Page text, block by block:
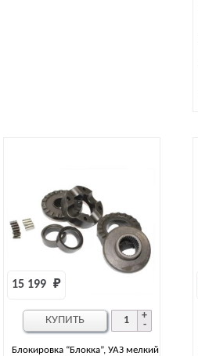
Блокировка “Блокка”, УАЗ мелкий
15 199 ₽
КУПИТЬ